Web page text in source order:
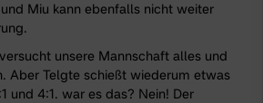
Miu kann ebenfalls nicht weiter
unsere Mannschaft alles und
Aber Telgte schießt wiederum etwas
und 4:1. war es das? Nein! Der